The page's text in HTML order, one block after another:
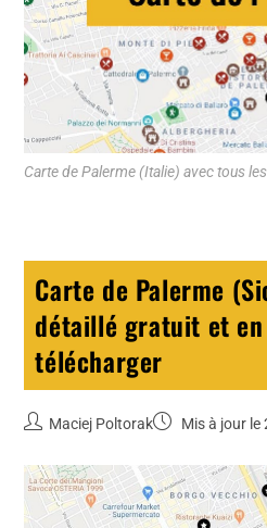
Carte de Palerme (Italie) avec tous
Carte de Palerme
détaillé gratuit et
télécharger
Maciej Poltorak Mis à jour le